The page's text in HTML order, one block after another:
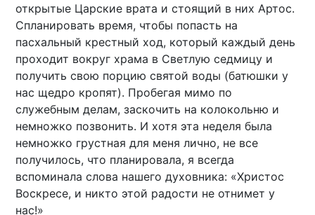
открытые Царские врата и стоящий в них Артос.
Спланировать время, чтобы попасть на
пасхальный крестный ход, который каждый день
проходит вокруг храма в Светлую седмицу и
получить свою порцию святой воды (батюшки у
нас щедро кропят). Пробегая мимо по
служебным делам, заскочить на колокольню и
немножко позвонить. И хотя эта неделя была
немножко грустная для меня лично, не все
получилось, что планировала, я всегда
вспоминала слова нашего духовника: «Христос
Воскресе, и никто этой радости не отнимет у
нас!»